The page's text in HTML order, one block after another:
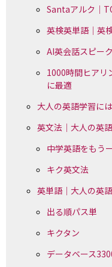
Santaアルク｜
英検英単語｜英
AI英会話スピー
1000時間ヒアリ
に最適
大人の英語学習に
英文法｜大人の英
中学英語をもう
キク英文法
英単語｜大人の英
出る順パス単
キクタン
データベース